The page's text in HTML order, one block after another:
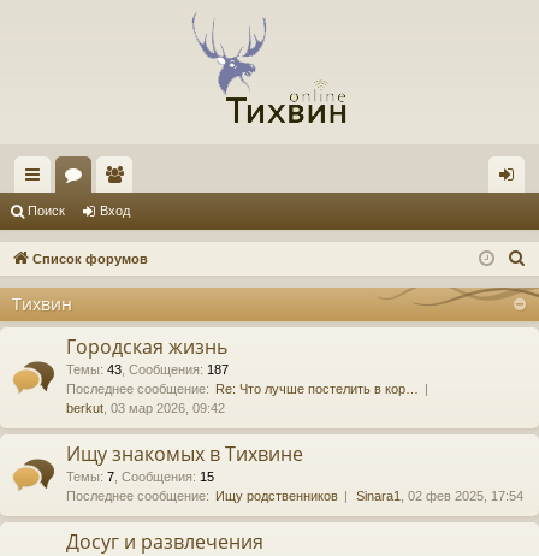
с
ы
и
ум
ол
ьз
ат
ел
и
д
Поиск Вход
Список форумов
Тихвин
Городская жизнь
Темы: 43 Сообщения: 187
Последнее сообщение: Re: Что лучше постелить в кор…
berkut , 03 мар 2026, 09:42
Ищу знакомых в Тихвине
Темы: 7 Сообщения: 15
Последнее сообщение: Ищу родственников Sinara1 , 02 фев 2025, 17:54
Досуг и развлечения